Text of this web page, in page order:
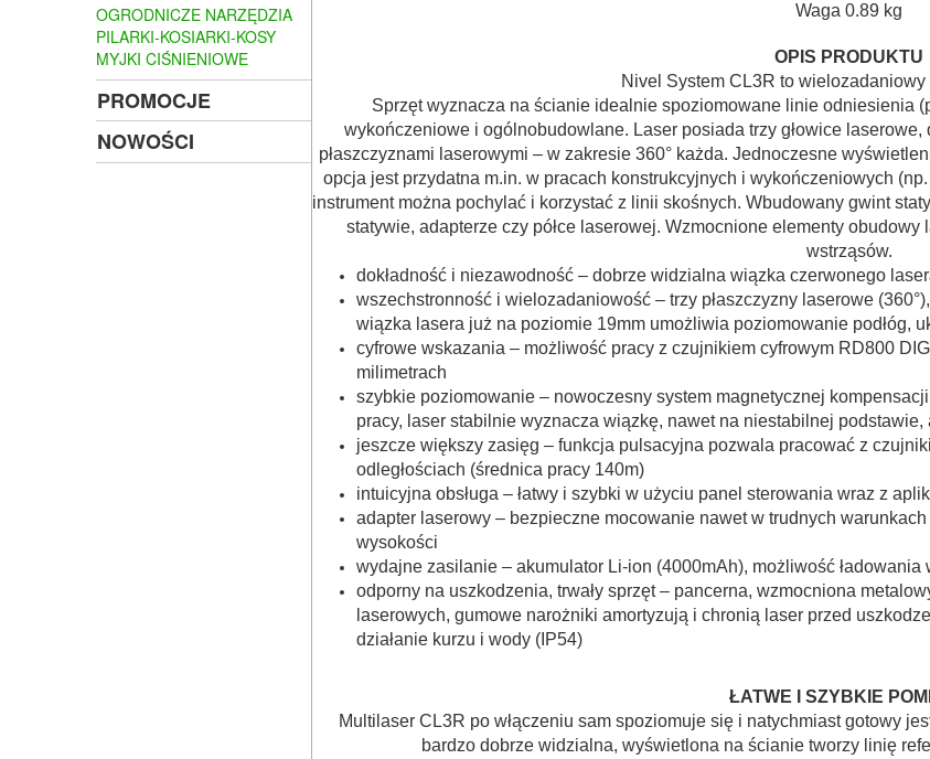
OGRODNICZE NARZĘDZIA
PILARKI-KOSIARKI-KOSY
MYJKI CIŚNIENIOWE
PROMOCJE
NOWOŚCI
Waga 0.89 kg
OPIS PRODUKTU
Nivel System CL3R to
Sprzęt wyznacza na ścianie idealnie spoziomowane linie odniesienia
wykończeniowe i ogólnobudowlane. Laser posiada trzy głowice
płaszczyznami laserowymi – w zakresie 360° każda. Jednoczesne
opcja jest przydatna m.in. w pracach konstrukcyjnych i wykończeniowych
instrument można pochylać i korzystać z linii skośnych. Wbudowany gwint
statywie, adapterze czy półce laserowej. Wzmocnione elementy
wstrząsów.
dokładność i niezawodność – dobrze widzialna wiązka czerwonego
wszechstronność i wielozadaniowość – trzy płaszczyzny laserowe
wiązka lasera już na poziomie 19mm umożliwia poziomowanie podłóg,
cyfrowe wskazania – możliwość pracy z czujnikiem cyfrowym RD800
milimetrach
szybkie poziomowanie – nowoczesny system magnetycznej
pracy, laser stabilnie wyznacza wiązkę, nawet na niestabilnej
jeszcze większy zasięg – funkcja pulsacyjna pozwala pracować z
odległościach (średnica pracy 140m)
intuicyjna obsługa – łatwy i szybki w użyciu panel sterowania wraz z
adapter laserowy – bezpieczne mocowanie nawet w trudnych
wysokości
wydajne zasilanie – akumulator Li-ion (4000mAh), możliwość ładowania
odporny na uszkodzenia, trwały sprzęt – pancerna, wzmocniona
laserowych, gumowe narożniki amortyzują i chronią laser przed
działanie kurzu i wody (IP54)
ŁATWE I SZYBKIE
Multilaser CL3R po włączeniu sam spoziomuje się i natychmiast gotowy
bardzo dobrze widzialna, wyświetlona na ścianie tworzy linię